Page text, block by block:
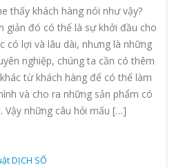
thấy khách hàng nói như vậy?
giản đó có thể là sự khởi đầu cho
có lợi và lâu dài, nhưng là những
nghiệp, chúng ta cần có thêm
từ khách hàng để có thể làm
và cho ra những sản phẩm có
Vậy những câu hỏi mấu […]
DỊCH SỐ